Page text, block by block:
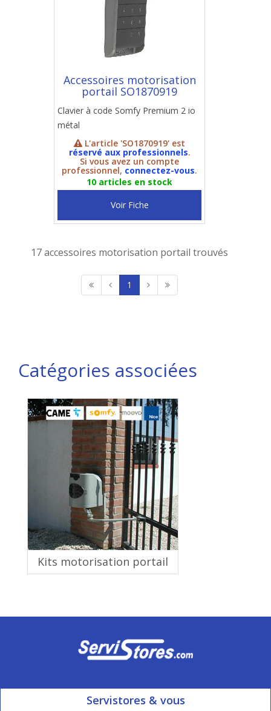
Accessoires motorisation
portail SO1870919
Clavier à code Somfy Premium 2 io
métal
L'article 'SO1870919' est
réservé aux professionnels.
Si vous avez un compte
professionnel, connectez-vous.
10 articles en stock
Voir Fiche
17 accessoires motorisation portail trouvés
1
Catégories associées
Kits motorisation portail
Servistores & vous